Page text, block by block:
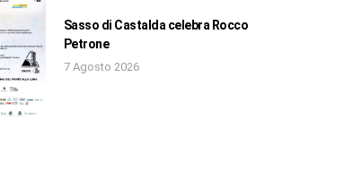
Sasso di Castalda celebra Rocco
Petrone
7 Agosto 2026